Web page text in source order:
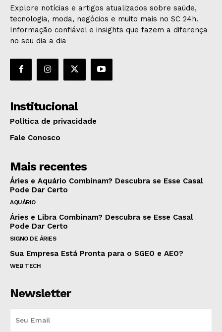
Explore notícias e artigos atualizados sobre saúde,
tecnologia, moda, negócios e muito mais no SC 24h.
Informação confiável e insights que fazem a diferença
no seu dia a dia
Institucional
Política de privacidade
Fale Conosco
Mais recentes
Áries e Aquário Combinam? Descubra se Esse Casal
Pode Dar Certo
AQUÁRIO
Áries e Libra Combinam? Descubra se Esse Casal
Pode Dar Certo
SIGNO DE ÁRIES
Sua Empresa Está Pronta para o SGEO e AEO?
WEB TECH
Newsletter